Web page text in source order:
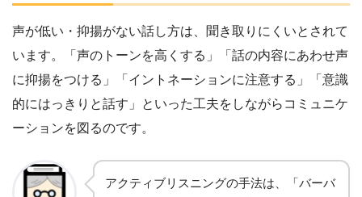
声が低い・抑揚がない話し方は、聞き取りにくいとされて
います。「声のトーンを高くする」「話の内容にあわせ声
に抑揚をつける」「イントネーションに注意する」「意識
的にはっきりと話す」といった工夫をしながらコミュニケ
ーションを図るのです。
アクティブリスニングの手法は、「バーバ